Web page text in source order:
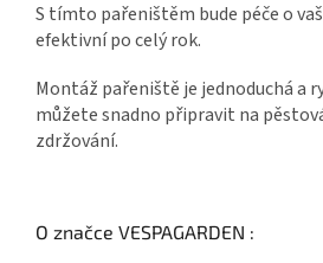
S tímto pařeništěm bude péče o
efektivní po celý rok.
Montáž pařeniště je jednoduchá a
můžete snadno připravit na
zdržování.
O značce VESPAGARDEN :